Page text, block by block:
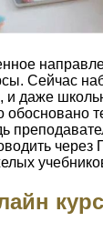
Сейчас
и даже